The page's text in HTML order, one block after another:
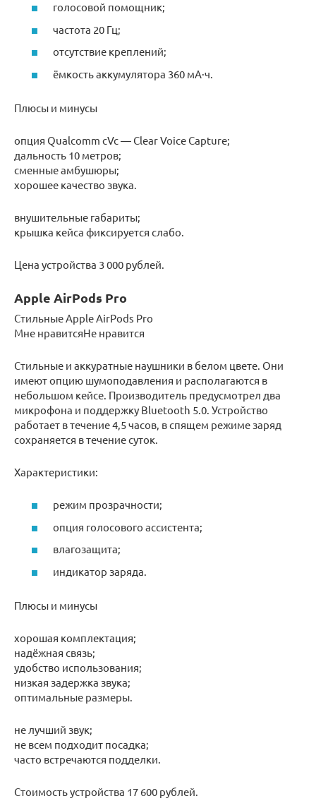
голосовой помощник;
частота 20 Гц;
отсутствие креплений;
ёмкость аккумулятора 360 мА·ч.
Плюсы и минусы
опция Qualcomm cVc — Clear Voice Capture;
дальность 10 метров;
сменные амбушюры;
хорошее качество звука.
внушительные габариты;
крышка кейса фиксируется слабо.
Цена устройства 3 000 рублей.
Apple AirPods Pro
Стильные Apple AirPods Pro
Мне нравитсяНе нравится
Стильные и аккуратные наушники в белом цвете. Они
имеют опцию шумоподавления и располагаются в
небольшом кейсе. Производитель предусмотрел два
микрофона и поддержку Bluetooth 5.0. Устройство
работает в течение 4,5 часов, в спящем режиме заряд
сохраняется в течение суток.
Характеристики:
режим прозрачности;
опция голосового ассистента;
влагозащита;
индикатор заряда.
Плюсы и минусы
хорошая комплектация;
надёжная связь;
удобство использования;
низкая задержка звука;
оптимальные размеры.
не лучший звук;
не всем подходит посадка;
часто встречаются подделки.
Стоимость устройства 17 600 рублей.